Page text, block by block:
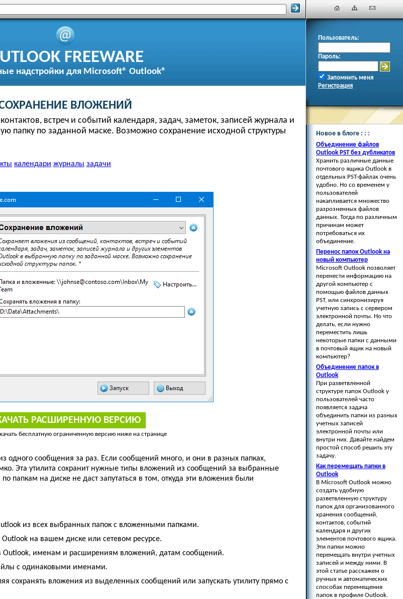
FREEWARE
надстройки для Microsoft® Outlook®
Пользователь:
Пароль:
Запомнить меня
Регистрация
ВЛОЖЕНИЙ
встреч и событий календаря, задач, заметок, записей журнала и
папку по заданной маске. Возможно сохранение исходной структуры
календари журналы задачи
РАСШИРЕННУЮ ВЕРСИЮ
бесплатную ограниченную версию ниже на странице
одного сообщения за раз. Если сообщений много, и они в разных папках,
Эта утилита сохранит нужные типы вложений из сообщений за выбранные
папкам на диске не даст запутаться в том, откуда эти вложения были
из всех выбранных папок с вложенными папками.
Outlook на вашем диске или сетевом ресурсе.
Outlook, именам и расширениям вложений, датам сообщений.
с одинаковыми именами.
сохранять вложения из выделенных сообщений или запускать утилиту прямо с
Новое в блоге : : :
Объединение файлов
Outlook PST без дубликатов
Хранить различные данные
почтового ящика Outlook в
отдельных PST-файлах очень
удобно. Но со временем у
пользователей
накапливается множество
разрозненных файлов
данных. Тогда по различным
причинам может
потребоваться их
объединение.
Перенос папок Outlook на
новый компьютер
Microsoft Outlook позволяет
перенести информацию на
другой компьютер с
помощью файлов данных
PST, или синхронизируя
учетную запись с сервером
электронной почты. Но что
делать, если нужно
переместить лишь
некоторые папки с данными
в почтовый ящик на новый
компьютер?
Объединение папок в
Outlook
При разветвленной
структуре папок Outlook у
пользователей часто
появляется задача
объединить папки из разных
учетных записей
электронной почты или
внутри них. Давайте найдем
простой способ решить эту
задачу.
Как перемещать папки в
Outlook
В Microsoft Outlook можно
создать удобную
разветвленную структуру
папок для организованного
хранения сообщений,
контактов, событий
календаря и других
элементов почтового ящика.
Эти папки можно
перемещать внутри учетных
записей и между ними. В
этой статье расскажем о
ручных и автоматических
способах перемещения
папок в профиле Outlook.